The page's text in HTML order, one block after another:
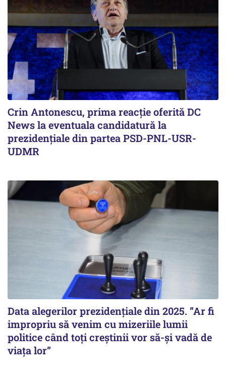
Crin Antonescu, prima reacție oferită DC
News la eventuala candidatură la
prezidențiale din partea PSD-PNL-USR-
UDMR
Data alegerilor prezidențiale din 2025. ”Ar fi
impropriu să venim cu mizeriile lumii
politice când toți creștinii vor să-și vadă de
viața lor”